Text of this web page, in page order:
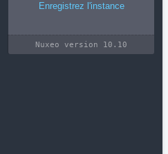
Enregistrez l'instance
Nuxeo version 10.10